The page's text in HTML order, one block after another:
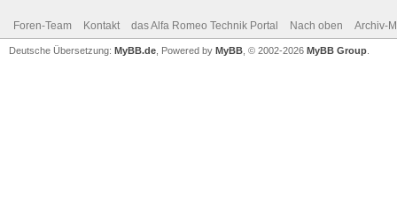
Foren-Team Kontakt das Alfa Romeo Technik Portal Nach oben Archiv-
Deutsche Übersetzung: MyBB.de , Powered by MyBB , © 2002-2026 MyBB Group